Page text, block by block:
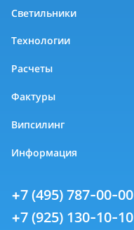
Светильники
Технологии
Расчеты
Фактуры
Випсилинг
Информация
+7 (495) 787-00-00
+7 (925) 130-10-10